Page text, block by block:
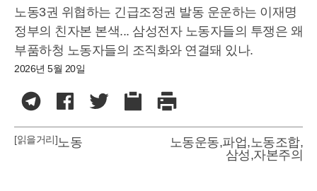
노동3권 위협하는 긴급조정권 발동 운운하는 이재명
정부의 친자본 본색... 삼성전자 노동자들의 투쟁은 왜
부품하청 노동자들의 조직화와 연결돼 있나.
2026년 5월 20일
[읽을거리]노동 노동운동,파업, 노동조합,
삼성,자본주의